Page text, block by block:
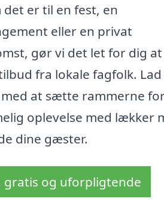
det er til en fest, en
eller en privat
gør vi det let for dig at
fra lokale fagfolk. Lad
at sætte rammerne
oplevelse med lækker
dine gæster.
gratis og uforpligtende